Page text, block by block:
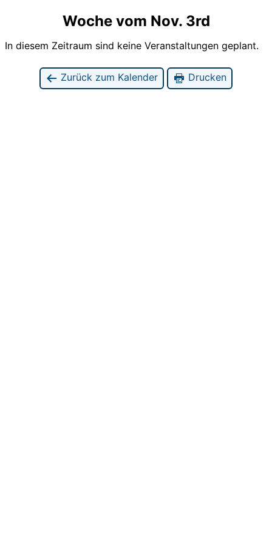
Woche vom Nov. 3rd
In diesem Zeitraum sind keine Veranstaltungen geplant.
Zurück zum Kalender Drucken